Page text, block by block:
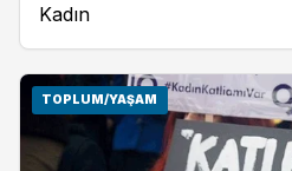
Kadın
TOPLUM/YAŞAM